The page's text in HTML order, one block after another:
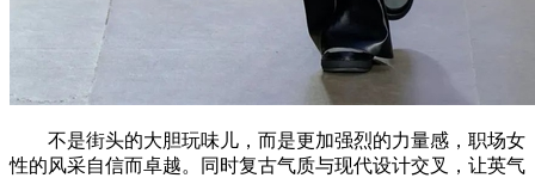
不是街头的大胆玩味儿，而是更加强烈的力量感，职场女
性的风采自信而卓越。同时复古气质与现代设计交叉，让英气